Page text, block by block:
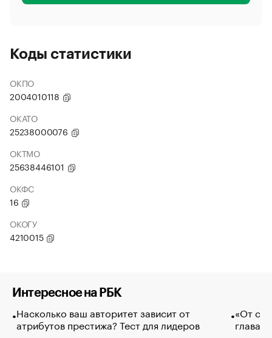
Коды статистики
ОКПО
2004010118
ОКАТО
25238000076
ОКТМО
25638446101
ОКФС
16
ОКОГУ
4210015
Интересное на РБК
Насколько ваш авторитет зависит от
атрибутов престижа? Тест для лидеров
«От
глава